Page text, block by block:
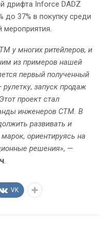
дрифта Inforce DADZ
до 37% в покупку среди
мероприятия.
у многих ритейлеров, и
из примеров нашей
первый полученный
запуск продаж
проект стал
инженеров СТМ. В
развивать и
ориентируясь на
решения», —
.
VK